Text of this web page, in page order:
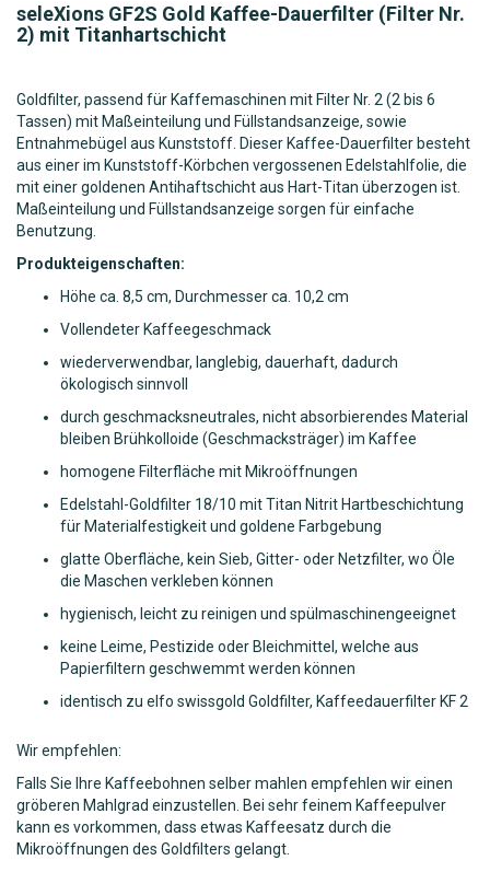
seleXions GF2S Gold Kaffee-Dauerfilter (Filter Nr.
2) mit Titanhartschicht
Goldfilter, passend für Kaffemaschinen mit Filter Nr. 2 (2 bis 6
Tassen) mit Maßeinteilung und Füllstandsanzeige, sowie
Entnahmebügel aus Kunststoff. Dieser Kaffee-Dauerfilter besteht
aus einer im Kunststoff-Körbchen vergossenen Edelstahlfolie, die
mit einer goldenen Antihaftschicht aus Hart-Titan überzogen ist.
Maßeinteilung und Füllstandsanzeige sorgen für einfache
Benutzung.
Produkteigenschaften:
Höhe ca. 8,5 cm, Durchmesser ca. 10,2 cm
Vollendeter Kaffeegeschmack
wiederverwendbar, langlebig, dauerhaft, dadurch
ökologisch sinnvoll
durch geschmacksneutrales, nicht absorbierendes Material
bleiben Brühkolloide (Geschmacksträger) im Kaffee
homogene Filterfläche mit Mikroöffnungen
Edelstahl-Goldfilter 18/10 mit Titan Nitrit Hartbeschichtung
für Materialfestigkeit und goldene Farbgebung
glatte Oberfläche, kein Sieb, Gitter- oder Netzfilter, wo Öle
die Maschen verkleben können
hygienisch, leicht zu reinigen und spülmaschinengeeignet
keine Leime, Pestizide oder Bleichmittel, welche aus
Papierfiltern geschwemmt werden können
identisch zu elfo swissgold Goldfilter, Kaffeedauerfilter KF 2
Wir empfehlen:
Falls Sie Ihre Kaffeebohnen selber mahlen empfehlen wir einen
gröberen Mahlgrad einzustellen. Bei sehr feinem Kaffeepulver
kann es vorkommen, dass etwas Kaffeesatz durch die
Mikroöffnungen des Goldfilters gelangt.